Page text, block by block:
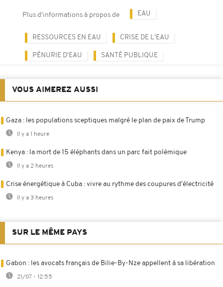
Plus d'informations à propos de EAU
RESSOURCES EN EAU CRISE DE L'EAU
PÉNURIE D'EAU SANTÉ PUBLIQUE
VOUS AIMEREZ AUSSI
Gaza : les populations sceptiques malgré le plan de paix de Trump
Il y a 1 heure
Kenya : la mort de 15 éléphants dans un parc fait polémique
Il y a 2 heures
Crise énergétique à Cuba : vivre au rythme des coupures d'électricité
Il y a 3 heures
SUR LE MÊME PAYS
Gabon : les avocats français de Bilie-By-Nze appellent à sa libération
21/07 - 12:55